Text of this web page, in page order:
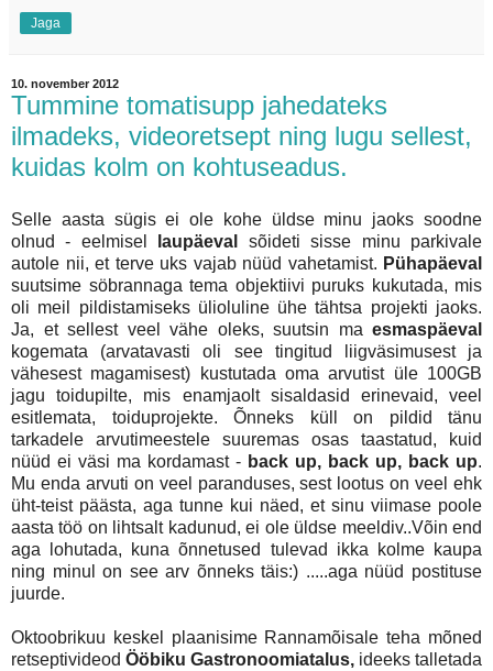
Jaga
10. november 2012
Tummine tomatisupp jahedateks
ilmadeks, videoretsept ning lugu sellest,
kuidas kolm on kohtuseadus.
Selle aasta sügis ei ole kohe üldse minu jaoks soodne
olnud - eelmisel
laupäeval sõideti sisse minu parkivale
autole nii, et terve uks vajab nüüd vahetamist. Pühapäeval
suutsime söbrannaga tema objektiivi puruks kukutada, mis
oli meil pildistamiseks ülioluline ühe tähtsa projekti jaoks.
Ja, et sellest veel vähe oleks, suutsin ma esmaspäeval
kogemata (arvatavasti oli see tingitud liigväsimusest ja
vähesest magamisest) kustutada oma arvutist üle 100GB
jagu toidupilte, mis enamjaolt sisaldasid erinevaid, veel
esitlemata, toiduprojekte. Õnneks küll on pildid tänu
tarkadele arvutimeestele suuremas osas taastatud, kuid
nüüd ei väsi ma kordamast - back up, back up, back up.
Mu enda arvuti on veel paranduses, sest lootus on veel ehk
üht-teist päästa, aga tunne kui näed, et sinu viimase poole
aasta töö on lihtsalt kadunud, ei ole üldse meeldiv..Võin end
aga lohutada, kuna õnnetused tulevad ikka kolme kaupa
ning minul on see arv õnneks täis:) .....aga nüüd postituse
juurde.
Oktoobrikuu keskel plaanisime Rannamõisale teha mõned
retseptivideod Ööbiku Gastronoomiatalus, ideeks talletada